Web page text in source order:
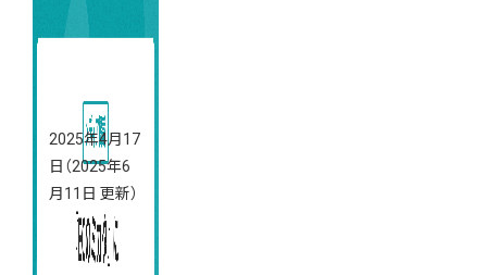
2025年4月17
日 （2025年6
月11日 更新）